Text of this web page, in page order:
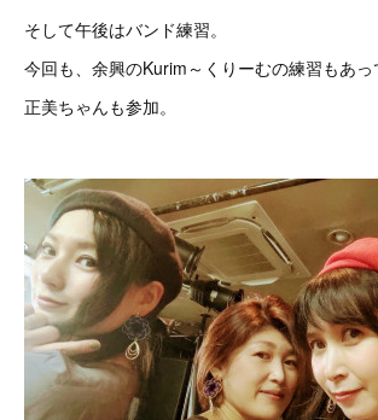
そして午後はバンド練習。
今回も、余興のKurim～くりーむの練習もあっ
正美ちゃんも参加。